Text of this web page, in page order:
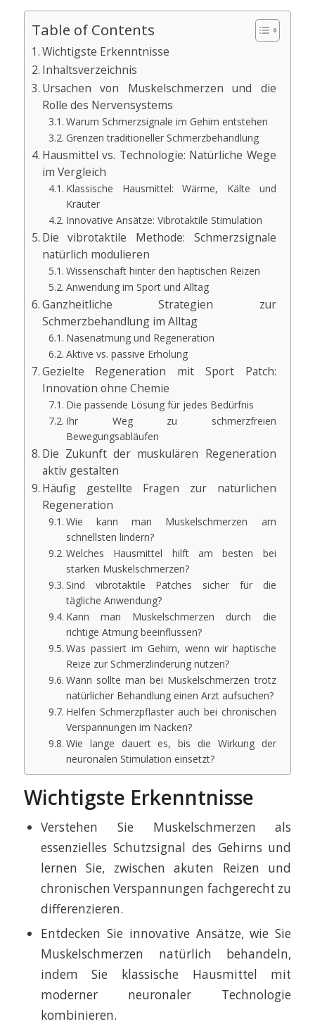
Table of Contents
Wichtigste Erkenntnisse
Inhaltsverzeichnis
Ursachen von Muskelschmerzen und die
Rolle des Nervensystems
Warum Schmerzsignale im Gehirn entstehen
Grenzen traditioneller Schmerzbehandlung
Hausmittel vs. Technologie: Natürliche Wege
im Vergleich
Klassische Hausmittel: Wärme, Kälte und
Kräuter
Innovative Ansätze: Vibrotaktile Stimulation
Die vibrotaktile Methode: Schmerzsignale
natürlich modulieren
Wissenschaft hinter den haptischen Reizen
Anwendung im Sport und Alltag
Ganzheitliche Strategien zur
Schmerzbehandlung im Alltag
Nasenatmung und Regeneration
Aktive vs. passive Erholung
Gezielte Regeneration mit Sport Patch:
Innovation ohne Chemie
Die passende Lösung für jedes Bedürfnis
Ihr Weg zu schmerzfreien
Bewegungsabläufen
Die Zukunft der muskulären Regeneration
aktiv gestalten
Häufig gestellte Fragen zur natürlichen
Regeneration
Wie kann man Muskelschmerzen am
schnellsten lindern?
Welches Hausmittel hilft am besten bei
starken Muskelschmerzen?
Sind vibrotaktile Patches sicher für die
tägliche Anwendung?
Kann man Muskelschmerzen durch die
richtige Atmung beeinflussen?
Was passiert im Gehirn, wenn wir haptische
Reize zur Schmerzlinderung nutzen?
Wann sollte man bei Muskelschmerzen trotz
natürlicher Behandlung einen Arzt aufsuchen?
Helfen Schmerzpflaster auch bei chronischen
Verspannungen im Nacken?
Wie lange dauert es, bis die Wirkung der
neuronalen Stimulation einsetzt?
Wichtigste Erkenntnisse
Verstehen Sie Muskelschmerzen als
essenzielles Schutzsignal des Gehirns und
lernen Sie, zwischen akuten Reizen und
chronischen Verspannungen fachgerecht zu
differenzieren.
Entdecken Sie innovative Ansätze, wie Sie
Muskelschmerzen natürlich behandeln,
indem Sie klassische Hausmittel mit
moderner neuronaler Technologie
kombinieren.